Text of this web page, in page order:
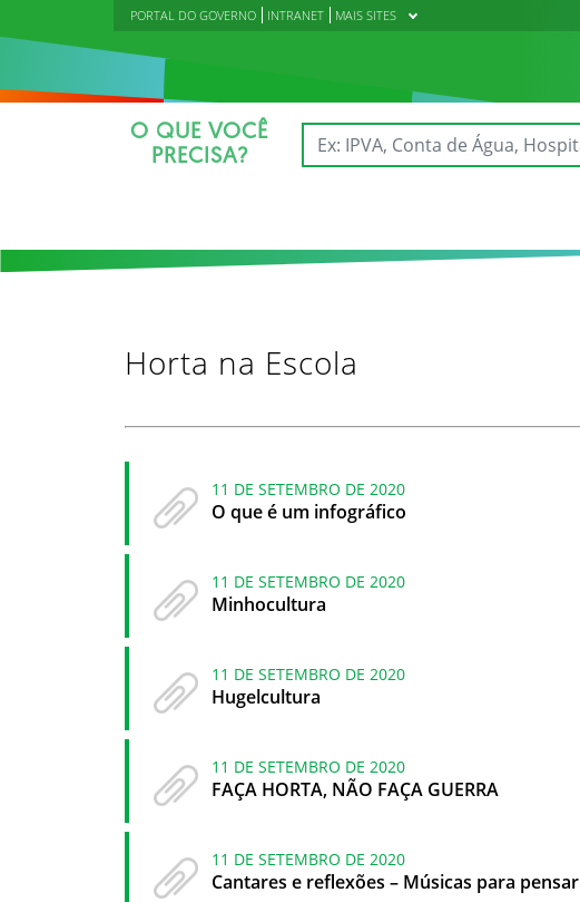
PORTAL DO GOVERNO INTRANET MAIS SITES
O QUE VOCÊ
PRECISA?
Horta na Escola
11 DE SETEMBRO DE 2020
O que é um infográfico
11 DE SETEMBRO DE 2020
Minhocultura
11 DE SETEMBRO DE 2020
Hugelcultura
11 DE SETEMBRO DE 2020
FAÇA HORTA, NÃO FAÇA GUERRA
11 DE SETEMBRO DE 2020
Cantares e reflexões – Músicas para pensar